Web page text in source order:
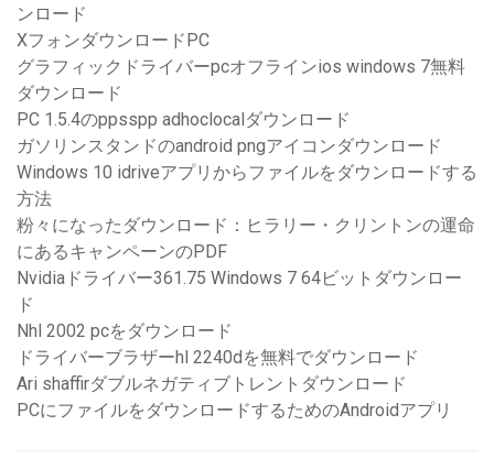
ンロード
XフォンダウンロードPC
グラフィックドライバーpcオフラインios windows 7無料
ダウンロード
PC 1.5.4のppsspp adhoclocalダウンロード
ガソリンスタンドのandroid pngアイコンダウンロード
Windows 10 idriveアプリからファイルをダウンロードする
方法
粉々になったダウンロード：ヒラリー・クリントンの運命
にあるキャンペーンのPDF
Nvidiaドライバー361.75 Windows 7 64ビットダウンロー
ド
Nhl 2002 pcをダウンロード
ドライバーブラザーhl 2240dを無料でダウンロード
Ari shaffirダブルネガティブトレントダウンロード
PCにファイルをダウンロードするためのAndroidアプリ